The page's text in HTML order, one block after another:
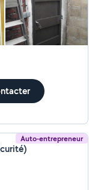
Auto-entrepreneur